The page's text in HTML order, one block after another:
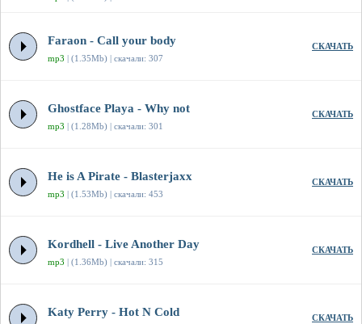
Faraon - Call your body
mp3 | (1.35Mb) | скачали: 307
СКАЧАТЬ
Ghostface Playa - Why not
mp3 | (1.28Mb) | скачали: 301
СКАЧАТЬ
He is A Pirate - Blasterjaxx
mp3 | (1.53Mb) | скачали: 453
СКАЧАТЬ
Kordhell - Live Another Day
mp3 | (1.36Mb) | скачали: 315
СКАЧАТЬ
Katy Perry - Hot N Cold СКАЧАТЬ